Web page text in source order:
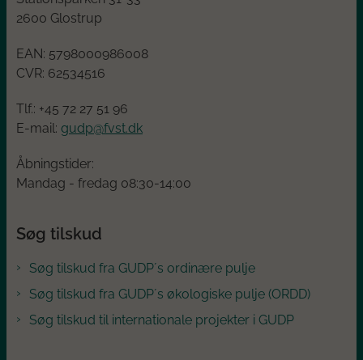
2600 Glostrup
EAN: 5798000986008
CVR: 62534516
Tlf.: +45 72 27 51 96
E-mail: gudp@fvst.dk
Åbningstider:
Mandag - fredag 08:30-14:00
Søg tilskud
Søg tilskud fra GUDP´s ordinære pulje
Søg tilskud fra GUDP´s økologiske pulje (ORDD)
Søg tilskud til internationale projekter i GUDP